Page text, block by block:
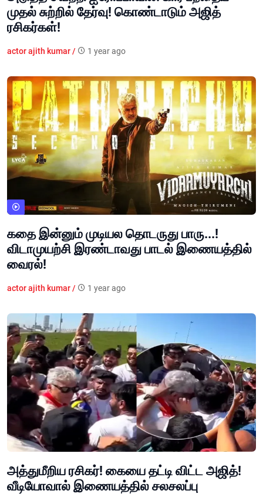
முதல் சுற்றில் தேர்வு! கொண்டாடும் அஜித்
ரசிகர்கள்!
actor ajith kumar / 1 year ago
கதை இன்னும் முடியல தொடருது பாரு...!
விடாமுயற்சி இரண்டாவது பாடல் இணையத்தில்
வைரல்!
actor ajith kumar / 1 year ago
அத்துமீறிய ரசிகர்! கையை தட்டி விட்ட அஜித்!
வீடியோவால் இணையத்தில் சலசலப்பு